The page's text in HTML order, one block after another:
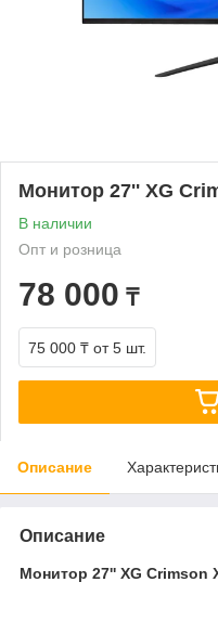
Монитор 27'' XG
В наличии
Опт и розница
78 000 ₸
75 000 ₸ от 5 шт.
Описание
Описание
Монитор 27'' XG Crimson